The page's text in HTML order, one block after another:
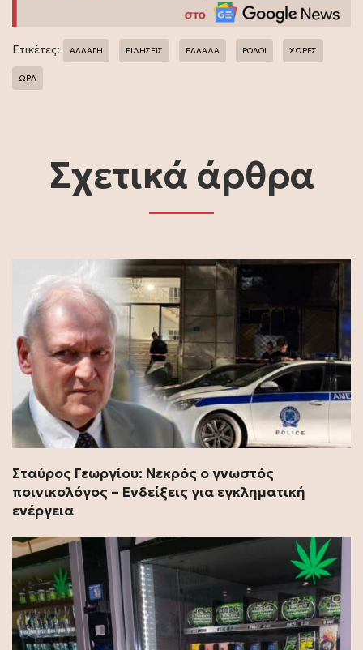
Ετικέτες: ΑΛΛΑΓΗ ΕΙΔΗΣΕΙΣ ΕΛΛΑΔΑ ΡΟΛΟΙ ΧΩΡΕΣ
ΩΡΑ
Σχετικά άρθρα
Σταύρος Γεωργίου: Νεκρός ο γνωστός
ποινικολόγος – Ενδείξεις για εγκληματική
ενέργεια